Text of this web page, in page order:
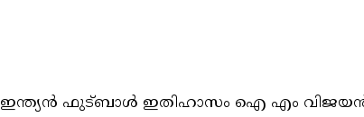
ഇന്ത്യൻ ഫുട്ബാൾ ഇതിഹാസം ഐ എം